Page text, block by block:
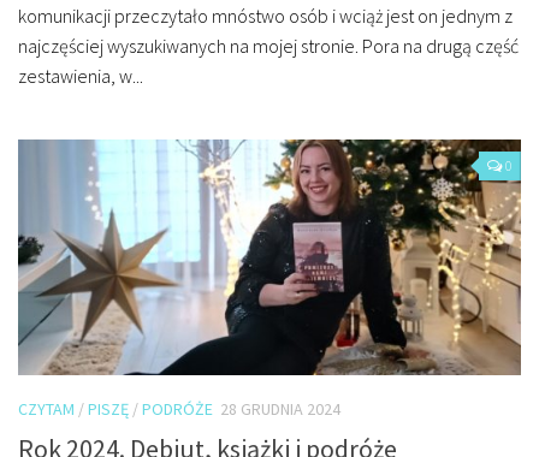
komunikacji przeczytało mnóstwo osób i wciąż jest on jednym z
najczęściej wyszukiwanych na mojej stronie. Pora na drugą część
zestawienia, w...
0
CZYTAM /PISZĘ /PODRÓŻE 28 GRUDNIA 2024
Rok 2024. Debiut, książki i podróże